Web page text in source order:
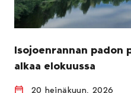
Isojoenrannan padon
alkaa elokuussa
20 heinäkuun, 2026